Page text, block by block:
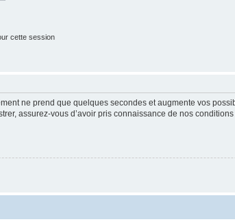
cette session
ne prend que quelques secondes et augmente vos
assurez-vous d’avoir pris connaissance de nos